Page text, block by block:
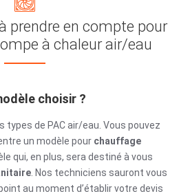
prendre en compte pour
à chaleur air/eau
choisir ?
types de PAC air/eau. Vous pouvez
un modèle pour chauffage
qui, en plus, sera destiné à vous
. Nos techniciens sauront vous
au moment d’établir votre devis